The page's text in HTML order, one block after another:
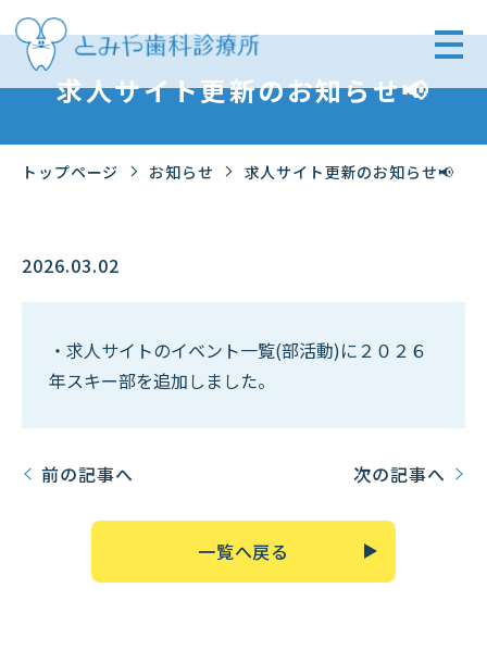
求人サイト更新のお知らせ📢
トップページ お知らせ 求人サイト更新のお知らせ📢
2026.03.02
・求人サイトのイベント一覧(部活動)に２０２６
年スキー部を追加しました。
前の記事へ 次の記事へ
一覧へ戻る